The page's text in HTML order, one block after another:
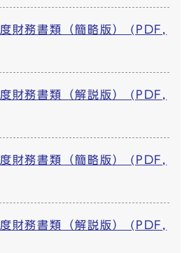
財務書類（簡略版） (PDF,
財務書類（解説版） (PDF,
財務書類（簡略版） (PDF,
財務書類（解説版） (PDF,